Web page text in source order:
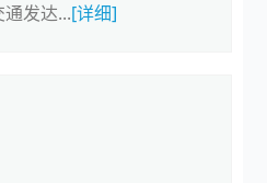
发达...[详细]